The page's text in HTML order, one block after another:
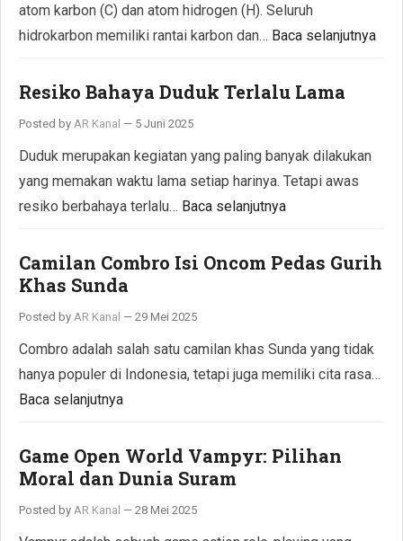
atom karbon (C) dan atom hidrogen (H). Seluruh
hidrokarbon memiliki rantai karbon dan… Baca selanjutnya
Resiko Bahaya Duduk Terlalu Lama
Posted by AR Kanal — 5 Juni 2025
Duduk merupakan kegiatan yang paling banyak dilakukan
yang memakan waktu lama setiap harinya. Tetapi awas
resiko berbahaya terlalu… Baca selanjutnya
Camilan Combro Isi Oncom Pedas Gurih
Khas Sunda
Posted by AR Kanal — 29 Mei 2025
Combro adalah salah satu camilan khas Sunda yang tidak
hanya populer di Indonesia, tetapi juga memiliki cita rasa…
Baca selanjutnya
Game Open World Vampyr: Pilihan
Moral dan Dunia Suram
Posted by AR Kanal — 28 Mei 2025